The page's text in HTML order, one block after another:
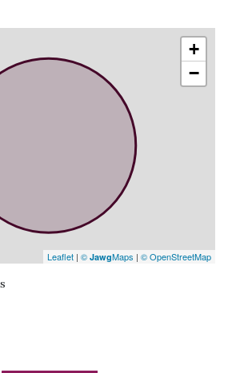
+
−
Leaflet | © JawgMaps | © OpenStreetMap